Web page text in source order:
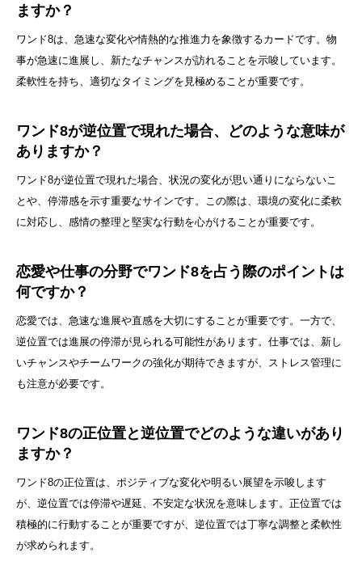
ますか？
ワンド8は、急速な変化や情熱的な推進力を象徴するカードです。物
事が急速に進展し、新たなチャンスが訪れることを示唆しています。
柔軟性を持ち、適切なタイミングを見極めることが重要です。
ワンド8が逆位置で現れた場合、どのような意味が
ありますか？
ワンド8が逆位置で現れた場合、状況の変化が思い通りにならないこ
とや、停滞感を示す重要なサインです。この際は、環境の変化に柔軟
に対応し、感情の整理と堅実な行動を心がけることが重要です。
恋愛や仕事の分野でワンド8を占う際のポイントは
何ですか？
恋愛では、急速な進展や直感を大切にすることが重要です。一方で、
逆位置では進展の停滞が見られる可能性があります。仕事では、新し
いチャンスやチームワークの強化が期待できますが、ストレス管理に
も注意が必要です。
ワンド8の正位置と逆位置でどのような違いがあり
ますか？
ワンド8の正位置は、ポジティブな変化や明るい展望を示唆します
が、逆位置では停滞や遅延、不安定な状況を意味します。正位置では
積極的に行動することが重要ですが、逆位置では丁寧な調整と柔軟性
が求められます。